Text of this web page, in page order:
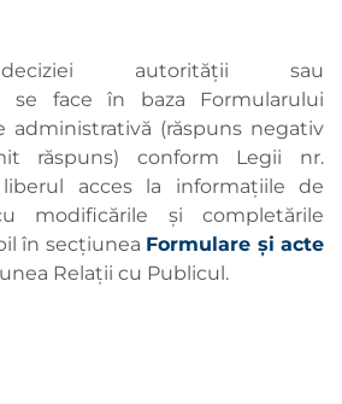
deciziei autorității sau
se face în baza Formularului
administrativă (răspuns negativ
răspuns) conform Legii nr.
acces la informațiile de
modificările și completările
în secțiunea Formulare și acte
Relații cu Publicul.